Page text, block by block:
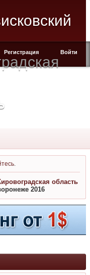
Регистрация Войти
область
2016